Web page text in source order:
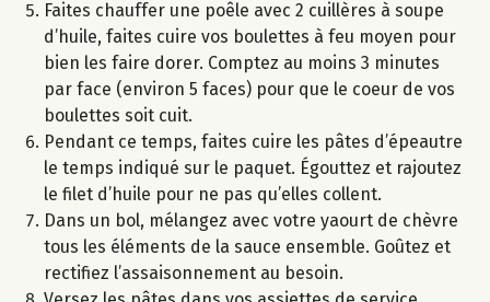
Faites chauffer une poêle avec 2 cuillères à soupe
d’huile, faites cuire vos boulettes à feu moyen pour
bien les faire dorer. Comptez au moins 3 minutes
par face (environ 5 faces) pour que le coeur de vos
boulettes soit cuit.
Pendant ce temps, faites cuire les pâtes d’épeautre
le temps indiqué sur le paquet. Égouttez et rajoutez
le filet d’huile pour ne pas qu’elles collent.
Dans un bol, mélangez avec votre yaourt de chèvre
tous les éléments de la sauce ensemble. Goûtez et
rectifiez l’assaisonnement au besoin.